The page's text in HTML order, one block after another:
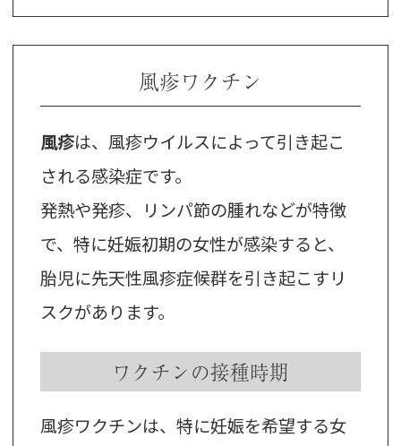
風疹ワクチン
風疹は、風疹ウイルスによって引き起こ
される感染症です。
発熱や発疹、リンパ節の腫れなどが特徴
で、特に妊娠初期の女性が感染すると、
胎児に先天性風疹症候群を引き起こすリ
スクがあります。
ワクチンの接種時期
風疹ワクチンは、特に妊娠を希望する女